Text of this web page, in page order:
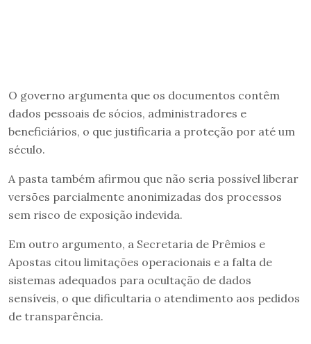
O governo argumenta que os documentos contêm
dados pessoais de sócios, administradores e
beneficiários, o que justificaria a proteção por até um
século.
A pasta também afirmou que não seria possível liberar
versões parcialmente anonimizadas dos processos
sem risco de exposição indevida.
Em outro argumento, a Secretaria de Prêmios e
Apostas citou limitações operacionais e a falta de
sistemas adequados para ocultação de dados
sensíveis, o que dificultaria o atendimento aos pedidos
de transparência.